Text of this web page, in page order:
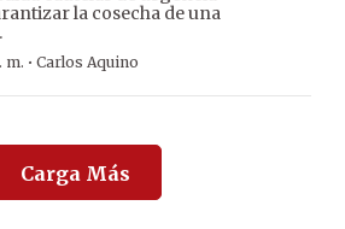
la cosecha de una
.
m. · Carlos Aquino
Carga Más